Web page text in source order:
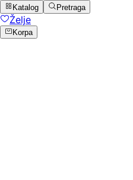
Katalog Pretraga
Želje
Korpa